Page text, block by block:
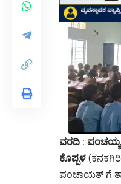
ವರದಿ :
ಕೊಪ್ಪಳ
ಪಂಚಾಯತ್ ಗೆ